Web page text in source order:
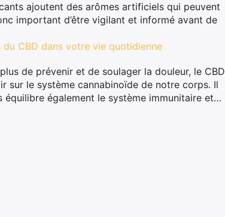
ajoutent des arômes artificiels qui peuvent
important d’être vigilant et informé avant de
CBD dans votre vie quotidienne
de prévenir et de soulager la douleur, le CBD
sur le système cannabinoïde de notre corps. Il
équilibre également le système immunitaire et…